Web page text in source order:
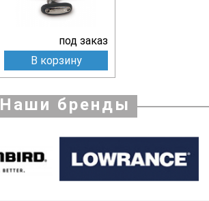
под заказ
В корзину
Наши бренды